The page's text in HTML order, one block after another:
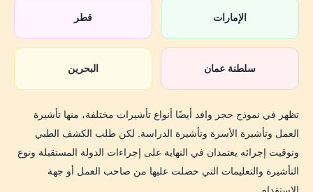
هل أحتاج الكشف للسفر في زيارة؟
هل يوجد حجز وافد مستعجل؟
من رفض… لأول ختم شنجن
الإمارات قطر
سلطنة عمان البحرين
تظهر في نموذج حجز وافد أيضًا أنواع تأشيرات مختلفة، منها تأشيرة
العمل وتأشيرة الأسرة وتأشيرة الدراسة. لكن طلب الكشف الطبي
وتوقيت إجرائه يعتمدان في النهاية على إجراءات الدولة المستقبلة ونوع
التأشيرة والتعليمات التي حصلت عليها من صاحب العمل أو جهة